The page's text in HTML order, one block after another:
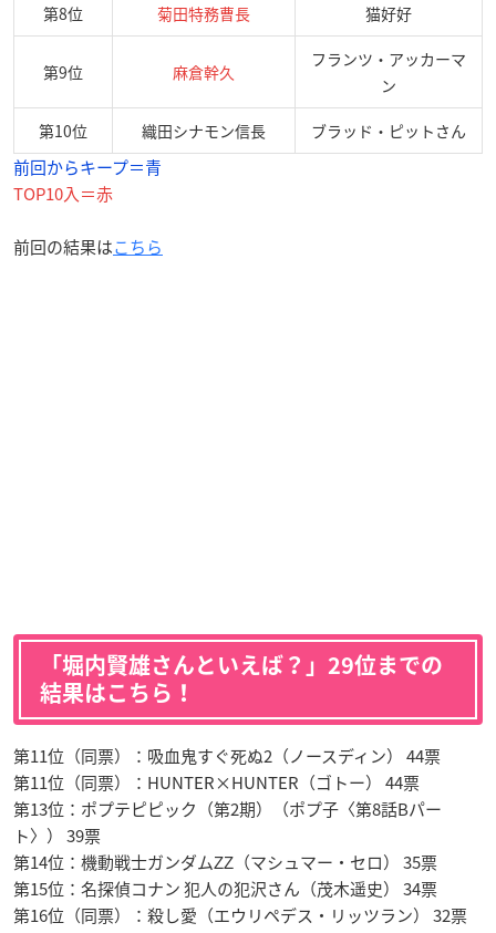
第8位 菊田特務曹長 猫好好
第9位 麻倉幹久
フランツ・アッカーマ
ン
第10位 織田シナモン信長 ブラッド・ピットさん
前回からキープ＝青
TOP10入＝赤
前回の結果はこちら
「堀内賢雄さんといえば？」29位までの
結果はこちら！
第11位（同票）：吸血鬼すぐ死ぬ2（ノースディン） 44票
第11位（同票）：HUNTER×HUNTER（ゴトー） 44票
第13位：ポプテピピック（第2期）（ポプ子〈第8話Bパー
ト〉） 39票
第14位：機動戦士ガンダムΖΖ（マシュマー・セロ） 35票
第15位：名探偵コナン 犯人の犯沢さん（茂木遥史） 34票
第16位（同票）：殺し愛（エウリペデス・リッツラン） 32票